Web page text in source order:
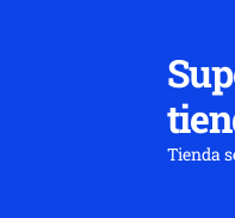
Ir
a
la
Ir
al
Tienda